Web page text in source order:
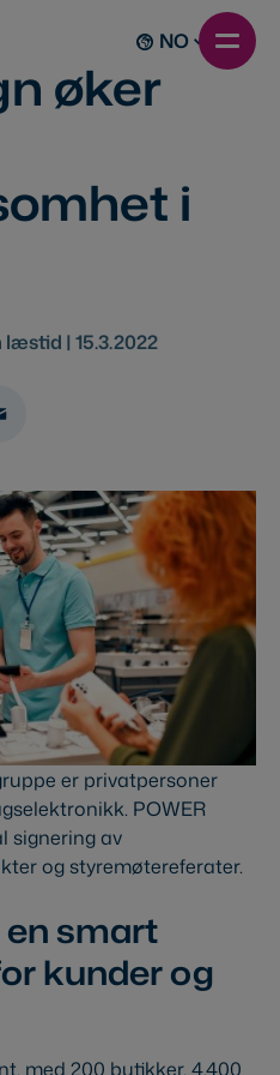
NO
øker
i
læstid | 15.3.2022
er privatpersoner
POWER
signering av
og styremøtereferater.
smart
kunder og
med 200 butikker, 4.400